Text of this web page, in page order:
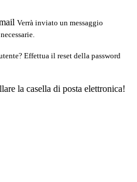
Verrà inviato un messaggio
Effettua il reset della password
la casella di posta elettronica!